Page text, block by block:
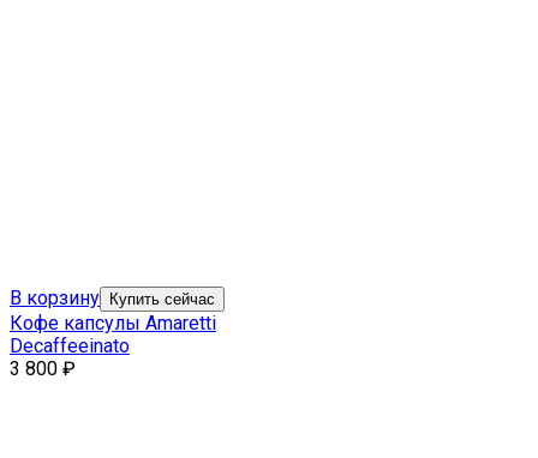
В корзину Купить сейчас
Кофе капсулы Amaretti
Decaffeeinato
3 800 ₽